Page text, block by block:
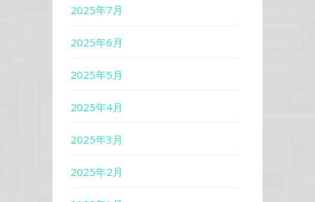
2025年7月
2025年6月
2025年5月
2025年4月
2025年3月
2025年2月